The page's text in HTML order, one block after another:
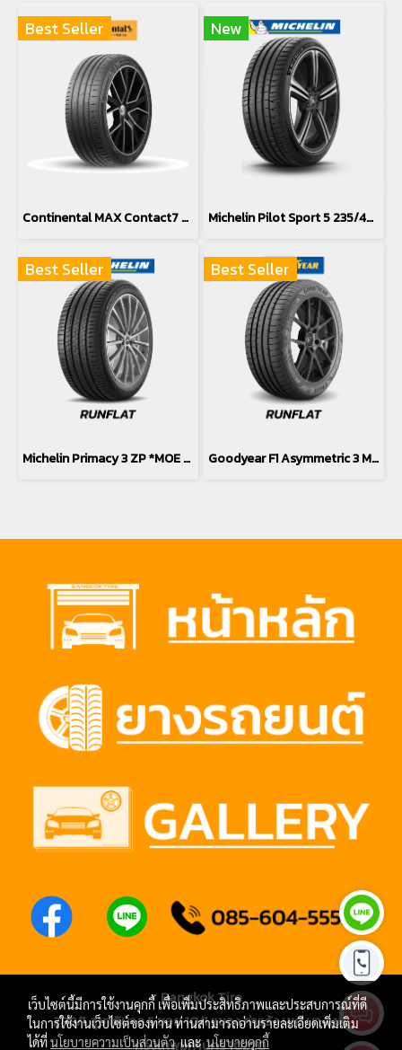
Best Seller
Continental MAX Contact7 MC7 235/40R18
New
Michelin Pilot Sport 5 235/40R18
Best Seller
Michelin Primacy 3 ZP *MOE *Runflat 225/45R18
Best Seller
Goodyear F1 Asymmetric 3 MOE *Runflat 225/45R18
Bangkok Tire
288/1 สุขาภิบาล 5 ซอย 10/1 แขวง ท่าแร้ง เขต บางเขน
กรุงเทพมหานคร 10220
เว็บไซต์นี้มีการใช้งานคุกกี้ เพื่อเพิ่มประสิทธิภาพและประสบการณ์ที่ดี
ในการใช้งานเว็บไซต์ของท่าน ท่านสามารถอ่านรายละเอียดเพิ่มเติม
ได้ที่นโยบายความเป็นส่วนตัวและนโยบายคุกกี้